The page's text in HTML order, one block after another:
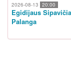
2026-08-13 20:00
Egidijaus
Palanga